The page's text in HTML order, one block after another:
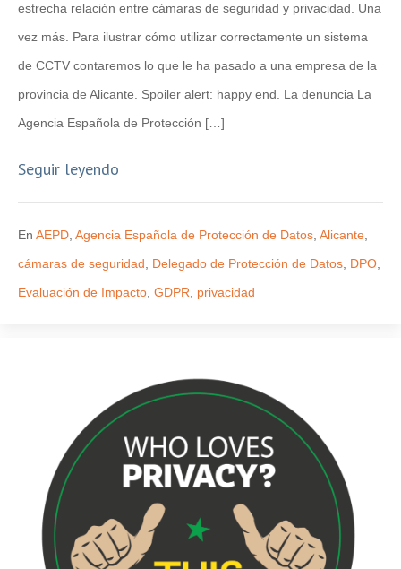
estrecha relación entre cámaras de seguridad y privacidad. Una
vez más. Para ilustrar cómo utilizar correctamente un sistema
de CCTV contaremos lo que le ha pasado a una empresa de la
provincia de Alicante. Spoiler alert: happy end. La denuncia La
Agencia Española de Protección […]
Seguir leyendo
En AEPD Agencia Española de Protección de Datos Alicante
cámaras de seguridad
Delegado de Protección de Datos DPO
Evaluación de Impacto GDPR privacidad